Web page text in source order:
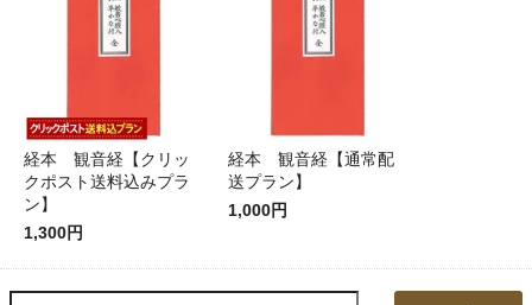
経本 観音経【クリッ
クポスト送料込みプラ
ン】
1,300円
経本 観音経【通常配
送プラン】
1,000円